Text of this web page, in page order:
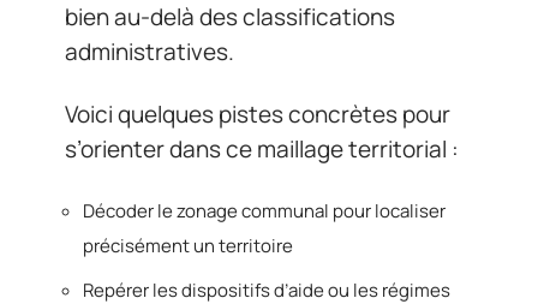
bien au-delà des classifications
administratives.
Voici quelques pistes concrètes pour
s’orienter dans ce maillage territorial :
Décoder le zonage communal pour localiser
précisément un territoire
Repérer les dispositifs d’aide ou les régimes